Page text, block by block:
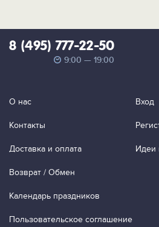
8 (495) 777-22-50
9:00 — 19:00
О нас
Контакты
Доставка и оплата
Возврат / Обмен
Календарь праздников
Пользовательское соглашение
Вход
Идеи